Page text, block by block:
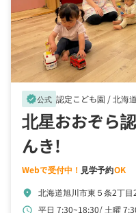
verified公式 認定こども園 /北海
北星おおぞら
んき!
Webで受付中！ 見学予約OK
location_on 北海道旭川市東５条2丁
schedule 平日 7:30~18:30 土曜